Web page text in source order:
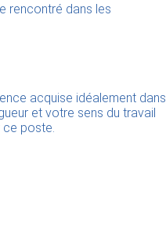
rencontré dans les
acquise idéalement dans
et votre sens du travail
ce poste.